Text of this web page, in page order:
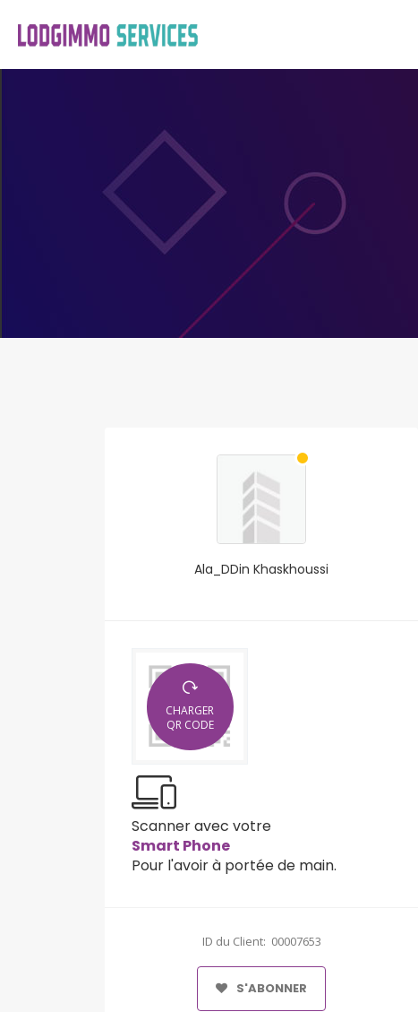
Ala_DDin Khaskhoussi
CHARGER
QR CODE
Scanner avec votre
Smart Phone
Pour l'avoir à portée de main.
ID du Client: 00007653
S'ABONNER